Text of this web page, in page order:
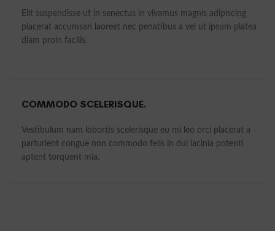
Elit suspendisse ut in senectus in vivamus magnis adipiscing
placerat accumsan laoreet nec penatibus a vel ut ipsum platea
diam proin facilis.
COMMODO SCELERISQUE.
Vestibulum nam lobortis scelerisque eu mi leo orci placerat a
parturient congue non commodo felis in dui lacinia potenti
aptent torquent mia.